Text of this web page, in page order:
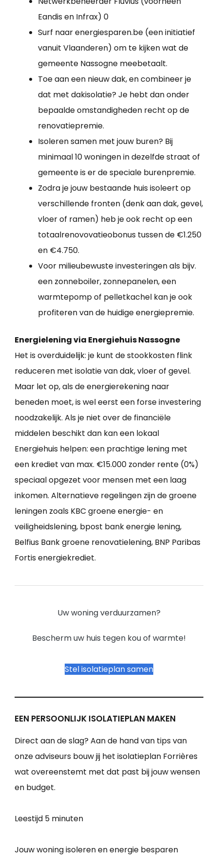
Eandis en Infrax) 0
Surf naar energiesparen.be (een initiatief
vanuit Vlaanderen) om te kijken wat de
gemeente Nassogne meebetaalt.
Toe aan een nieuw dak, en combineer je
dat met dakisolatie? Je hebt dan onder
bepaalde omstandigheden recht op de
renovatiepremie.
Isoleren samen met jouw buren? Bij
minimaal 10 woningen in dezelfde straat of
gemeente is er de speciale burenpremie.
Zodra je jouw bestaande huis isoleert op
verschillende fronten (denk aan dak, gevel,
vloer of ramen) heb je ook recht op een
totaalrenovovatieobonus tussen de €1.250
en €4.750.
Voor milieubewuste investeringen als bijv.
een zonneboiler, zonnepanelen, een
warmtepomp of pelletkachel kan je ook
profiteren van de huidige energiepremie.
Energielening via Energiehuis Nassogne
Het is overduidelijk: je kunt de stookkosten flink
reduceren met isolatie van dak, vloer of gevel.
Maar let op, als de energierekening naar
beneden moet, is wel eerst een forse investering
noodzakelijk. Als je niet over de financiële
middelen beschikt dan kan een lokaal
Energiehuis helpen: een prachtige lening met
een krediet van max. €15.000 zonder rente (0%)
speciaal opgezet voor mensen met een laag
inkomen. Alternatieve regelingen zijn de groene
leningen zoals KBC groene energie- en
veiligheidslening, bpost bank energie lening,
Belfius Bank groene renovatielening, BNP Paribas
Fortis energiekrediet.
Uw woning verduurzamen?
Bescherm uw huis tegen kou of warmte!
Stel isolatieplan samen
EEN PERSOONLIJK ISOLATIEPLAN MAKEN
Direct aan de slag? Aan de hand van tips van
onze adviseurs bouw jij het isolatieplan Forrières
wat overeenstemt met dat past bij jouw wensen
en budget.
Leestijd 5 minuten
Jouw woning isoleren en energie besparen